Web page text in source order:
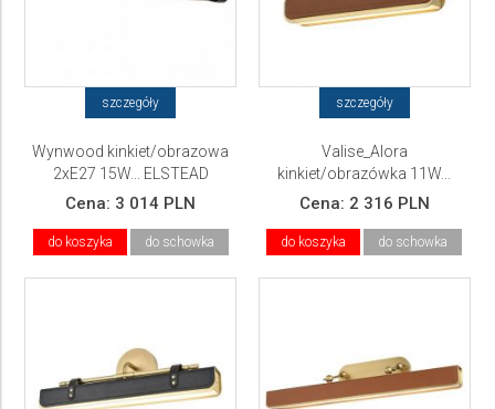
szczegóły
Wynwood kinkiet/obrazowa
2xE27 15W... ELSTEAD
Lighting
Cena: 3 014 PLN
do koszyka do schowka
szczegóły
Valise_Alora
kinkiet/obrazówka 11W...
ELSTEAD Lighting
Cena: 2 316 PLN
do koszyka do schowka